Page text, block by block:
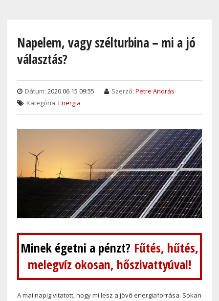
contentNapelem, vagy szélturbina – mi a jó
választás?
Dátum: 2020.06.15 09:55 Szerző: Petre András
Kategória: Energia
Minek égetni a pénzt? Fűtés, hűtés,
melegvíz okosan, hőszivattyúval!
A mai napig vitatott, hogy mi lesz a jövő energiaforrása. Sokan